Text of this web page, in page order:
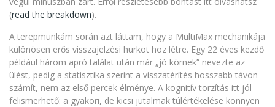
(read the breakdown).
A terepmunkám során azt láttam, hogy a MultiMax mechanikája
különösen erős visszajelzési hurkot hoz létre. Egy 22 éves kezdő
például három apró találat után már „jó körnek” nevezte az
ülést, pedig a statisztika szerint a visszatérítés hosszabb távon
számít, nem az első percek élménye. A kognitív torzítás itt jól
felismerhető: a gyakori, de kicsi jutalmak túlértékelése könnyen